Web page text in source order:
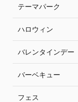
テーマパーク
ハロウィン
バレンタインデー
バーベキュー
フェス